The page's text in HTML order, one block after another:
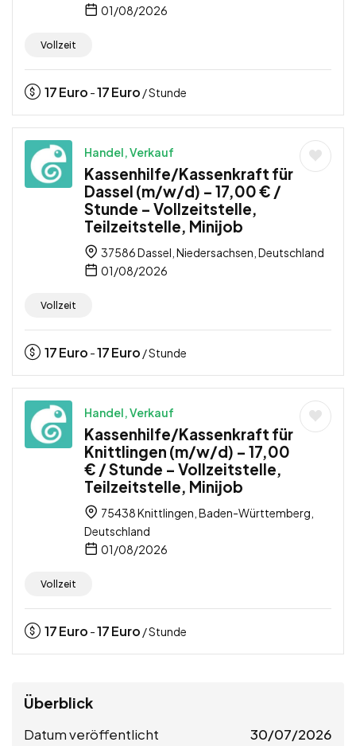
01/08/2026
Vollzeit
17Euro -17Euro / Stunde
Handel, Verkauf
Kassenhilfe/Kassenkraft für
Dassel (m/w/d) – 17,00 € /
Stunde – Vollzeitstelle,
Teilzeitstelle, Minijob
37586 Dassel, Niedersachsen, Deutschland
01/08/2026
Vollzeit
17Euro -17Euro / Stunde
Handel, Verkauf
Kassenhilfe/Kassenkraft für
Knittlingen (m/w/d) – 17,00
€ / Stunde – Vollzeitstelle,
Teilzeitstelle, Minijob
75438 Knittlingen, Baden-Württemberg,
Deutschland
01/08/2026
Vollzeit
17Euro -17Euro / Stunde
Überblick
Datum veröffentlicht 30/07/2026